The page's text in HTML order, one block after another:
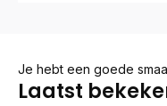
Je hebt een goede
Laatst